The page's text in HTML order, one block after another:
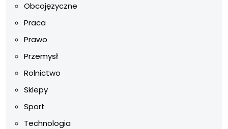
Obcojęzyczne
Praca
Prawo
Przemysł
Rolnictwo
Sklepy
Sport
Technologia